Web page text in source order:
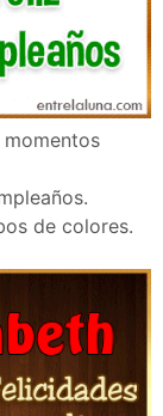
de colores.